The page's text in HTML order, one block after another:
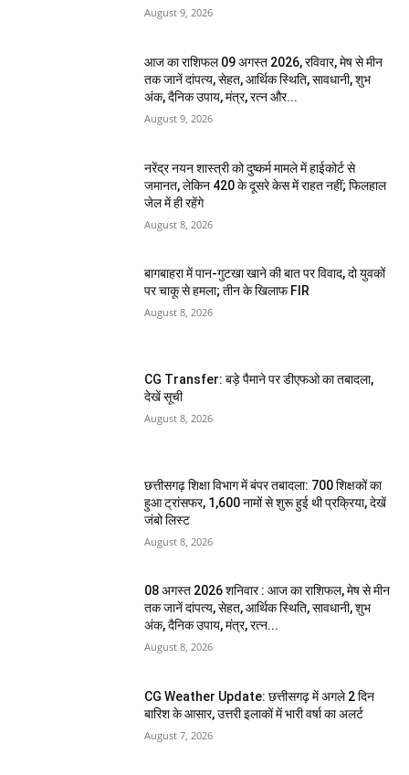
August 9, 2026
आज का राशिफल 09 अगस्त 2026, रविवार, मेष से मीन
तक जानें दांपत्य, सेहत, आर्थिक स्थिति, सावधानी, शुभ
अंक, दैनिक उपाय, मंत्र, रत्न और...
August 9, 2026
नरेंद्र नयन शास्त्री को दुष्कर्म मामले में हाईकोर्ट से
जमानत, लेकिन 420 के दूसरे केस में राहत नहीं; फिलहाल
जेल में ही रहेंगे
August 8, 2026
बागबाहरा में पान-गुटखा खाने की बात पर विवाद, दो युवकों
पर चाकू से हमला; तीन के खिलाफ FIR
August 8, 2026
CG Transfer: बड़े पैमाने पर डीएफओ का तबादला,
देखें सूची
August 8, 2026
छत्तीसगढ़ शिक्षा विभाग में बंपर तबादला: 700 शिक्षकों का
हुआ ट्रांसफर, 1,600 नामों से शुरू हुई थी प्रक्रिया, देखें
जंबो लिस्ट
August 8, 2026
08 अगस्त 2026 शनिवार : आज का राशिफल, मेष से मीन
तक जानें दांपत्य, सेहत, आर्थिक स्थिति, सावधानी, शुभ
अंक, दैनिक उपाय, मंत्र, रत्न...
August 8, 2026
CG Weather Update: छत्तीसगढ़ में अगले 2 दिन
बारिश के आसार, उत्तरी इलाकों में भारी वर्षा का अलर्ट
August 7, 2026